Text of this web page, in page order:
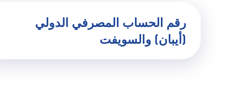
رقم الحساب المصرفي الدولي
(أيبان) والسويفت